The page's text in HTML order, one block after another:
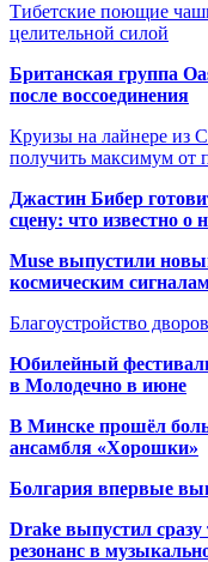
Тибетские поющие
целительной силой
Британская группа
после воссоединения
Круизы на лайнере из
получить максимум от
Джастин Бибер
сцену: что известно о
Muse выпустили
космическим
Благоустройство
Юбилейный фестиваль
в Молодечно в июне
В Минске прошёл
ансамбля «Хорошки»
Болгария впервые
Drake выпустил
резонанс в